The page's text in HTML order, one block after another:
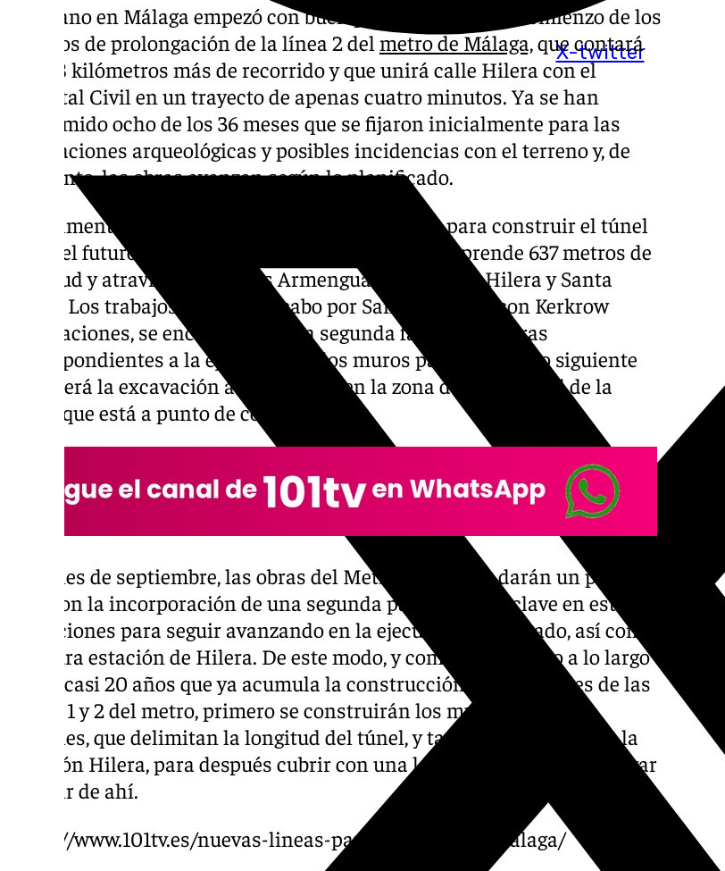
X-twitter
El verano en Málaga empezó con buen pie. Lo hizo con el comienzo de los
trabajos de prolongación de la línea 2 del metro de Málaga,que contará
con 1,8 kilómetros más de recorrido y que unirá calle Hilera con el
Hospital Civil en un trayecto de apenas cuatro minutos. Ya se han
consumido ocho de los 36 meses que se fijaron inicialmente para las
excavaciones arqueológicas y posibles incidencias con el terreno y, de
momento, las obras avanzan según lo planificado.
Actualmente, se está ejecutando el primer tramo para construir el túnel
hacia el futuro Nuevo Hospital de Málaga, que comprende 637 metros de
longitud y atraviesa las calles Armengual de la Mota, Hilera y Santa
Elena. Los trabajos, llevados a cabo por Sando, en UTE con Kerkrow
Innovaciones, se encuentran en la segunda fase de las obras
correspondientes a la ejecución de los muros pantallas, cuyo siguiente
paso será la excavación arqueológica en la zona de Armengual de la
Mota, que está a punto de comenzar.
A finales de septiembre, las obras del Metro de Málaga darán un paso
más con la incorporación de una segunda pantalladora­, clave en estas
actuaciones para seguir avanzando en la ejecución del trazado, así como
la futura estación de Hilera. De este modo, y como ha ocurrido a lo largo
de los casi 20 años que ya acumula la construcción de los túneles de las
líneas 1 y 2 del metro, primero se construirán los muros pantalla
laterales, que delimitan la longitud del túnel, y también el recinto de la
estación Hilera, para después cubrir con una losa de hormigón y excavar
a partir de ahí.
https://www.101tv.es/nuevas-lineas-para-el-metro-de-malaga/